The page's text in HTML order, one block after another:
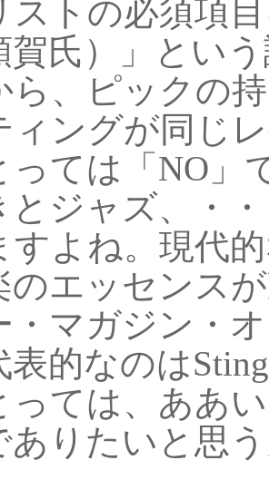
ストの必須項
賀氏）」とい
ら、ピックの
ィングが同じ
っては「NO」
とジャズ、・
すよね。現代
のエッセンス
・マガジン・
表的なのは
っては、ああ
ありたいと思